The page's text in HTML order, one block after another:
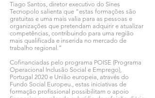
Tiago Santos, diretor executivo do Sines
Tecnopolo salienta que “estas formações são
gratuitas e uma mais valia para as pessoas e
organizações que pretendam adquirir e atualizar
competências, contribuindo para uma região
mais qualificada e inserida no mercado de
trabalho regional.”
Cofinanciadas pelo programa POISE (Programa
Operacional Inclusão Social e Emprego),
Portugal 2020 e União europeia, através do
Fundo Social Europeu., estas iniciativas de
formação profissional possibilitam o apoio